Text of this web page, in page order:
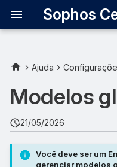
Ajuda
Modelos
21/05/2026
Você deve ser um
gerenciar modelos